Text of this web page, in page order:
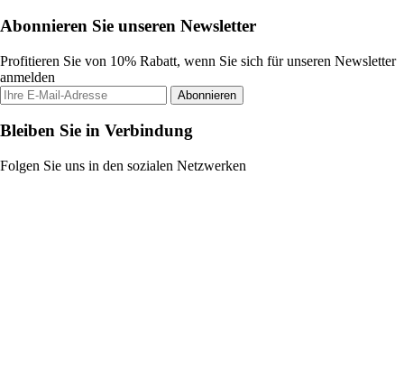
Abonnieren Sie unseren Newsletter
Profitieren Sie von 10% Rabatt, wenn Sie sich für unseren Newsletter
anmelden
Abonnieren
Bleiben Sie in Verbindung
Folgen Sie uns in den sozialen Netzwerken